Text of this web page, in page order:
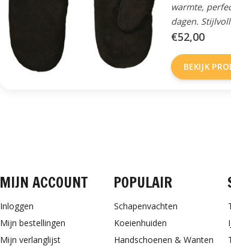
warmte,
dagen.
€52,00
BEKIJK
MIJN ACCOUNT
Inloggen
Mijn bestellingen
Mijn verlanglijst
POPULAIR
Schapenvachten
Koeienhuiden
Handschoenen & Wanten